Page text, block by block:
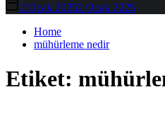
2 Ocak 20252 Ocak 2025
Home
mühürleme nedir
Etiket: